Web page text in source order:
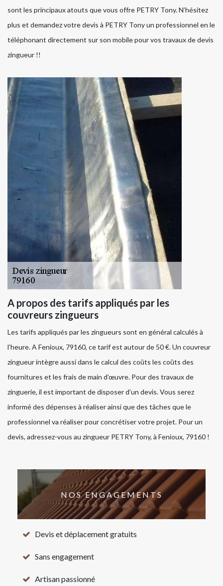
sont les principaux atouts que vous offre PETRY Tony. N’hésitez
plus et demandez votre devis à PETRY Tony un professionnel en le
téléphonant directement sur son mobile pour vos travaux de devis
zingueur !!
A propos des tarifs appliqués par les
couvreurs zingueurs
Les tarifs appliqués par les zingueurs sont en général calculés à
l’heure. A Fenioux, 79160, ce tarif est autour de 50 €. Un couvreur
zingueur intègre aussi dans le calcul des coûts les coûts des
fournitures et les frais de main d’œuvre. Pour des travaux de
zinguerie, il est important de disposer d’un devis. Vous serez
informé des dépenses à réaliser ainsi que des tâches que le
professionnel va réaliser pour concrétiser votre projet. Pour un
devis, adressez-vous au zingueur PETRY Tony, à Fenioux, 79160 !
NOS ENGAGEMENTS
Devis et déplacement gratuits
Sans engagement
Artisan passionné